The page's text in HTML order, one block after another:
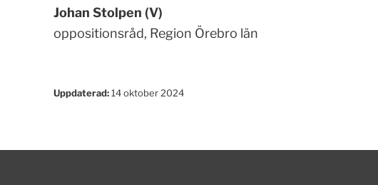
Johan Stolpen (V)
oppositionsråd, Region Örebro län
Uppdaterad:14 oktober 2024